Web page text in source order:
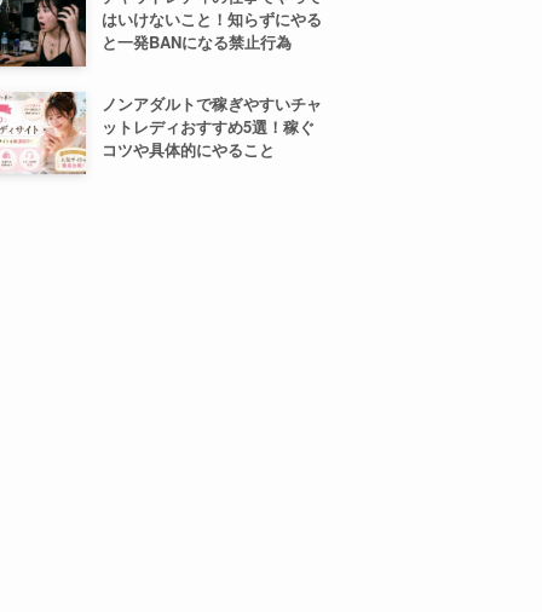
はいけないこと！知らずにやる
と一発BANになる禁止行為
ノンアダルトで稼ぎやすいチャ
ットレディおすすめ5選！稼ぐ
コツや具体的にやること